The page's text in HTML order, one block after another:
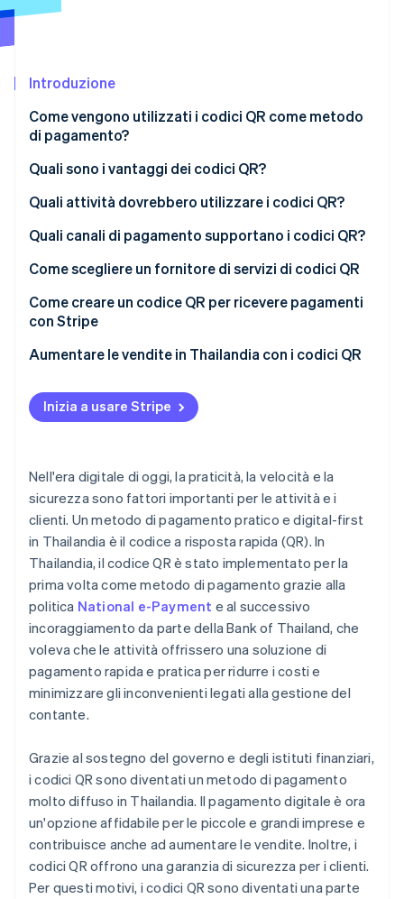
Scopri cosa ti aspetta
Atlas
Climate
Rimozione del carbonio
Identity
Scopri come Stripe sta costruendo l'infrastruttura
Guarda ora
Introduzione
Come vengono utilizzati i codici QR come metodo
di pagamento?
Quali sono i vantaggi dei codici QR?
Quali attività dovrebbero utilizzare i codici QR?
Quali canali di pagamento supportano i codici QR?
Come scegliere un fornitore di servizi di codici QR
Come creare un codice QR per ricevere pagamenti
con Stripe
Aumentare le vendite in Thailandia con i codici QR
Inizia a usare Stripe
Nell'era digitale di oggi, la praticità, la velocità e la
sicurezza sono fattori importanti per le attività e i
clienti. Un metodo di pagamento pratico e digital-first
in Thailandia è il codice a risposta rapida (QR). In
Thailandia, il codice QR è stato implementato per la
prima volta come metodo di pagamento grazie alla
politica National e-Payment e al successivo
incoraggiamento da parte della Bank of Thailand, che
voleva che le attività offrissero una soluzione di
pagamento rapida e pratica per ridurre i costi e
minimizzare gli inconvenienti legati alla gestione del
contante.
Grazie al sostegno del governo e degli istituti finanziari,
i codici QR sono diventati un metodo di pagamento
molto diffuso in Thailandia. Il pagamento digitale è ora
un'opzione affidabile per le piccole e grandi imprese e
contribuisce anche ad aumentare le vendite. Inoltre, i
codici QR offrono una garanzia di sicurezza per i clienti.
Per questi motivi, i codici QR sono diventati una parte